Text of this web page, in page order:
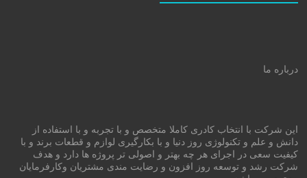
درباره ما
این شرکت با انتخاب کادری کاملا متخصص و با تجربه و با استفاده از
دانش و علم و تکنولوژی روز دنیا و با بکارگیری لوازم و قطعات برند و با
کیفیت سعی در اجرای هر چه بهتر و اصولی تر پروژه ها دارد و هدف
شرکت رشد و توسعه روز افزون و رضایت مندی مشتریان وکارفرمایان